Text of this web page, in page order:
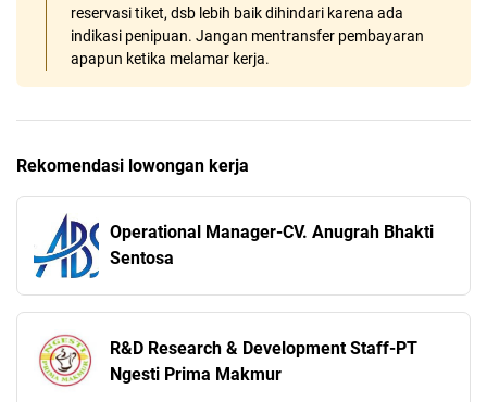
reservasi tiket, dsb lebih baik dihindari karena ada
indikasi penipuan. Jangan mentransfer pembayaran
apapun ketika melamar kerja.
Rekomendasi lowongan kerja
Operational Manager-CV. Anugrah Bhakti
Sentosa
R&D Research & Development Staff-PT
Ngesti Prima Makmur